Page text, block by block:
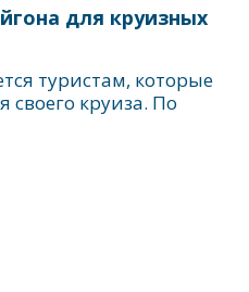
для круизных
туристам, которые
круиза. По